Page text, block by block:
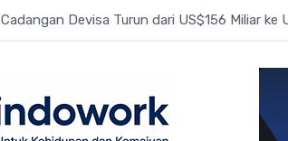
Cadangan Devisa Turun dari US$156 Miliar ke